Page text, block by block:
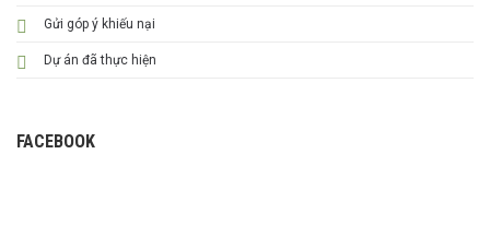
Gửi góp ý khiếu nại
Dự án đã thực hiện
FACEBOOK